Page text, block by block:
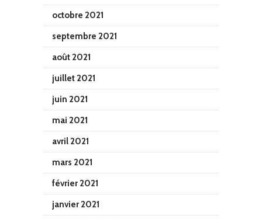
octobre 2021
septembre 2021
août 2021
juillet 2021
juin 2021
mai 2021
avril 2021
mars 2021
février 2021
janvier 2021